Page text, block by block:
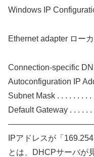
Windows IP
Ethernet adapter ロー
Connection-specific
Autoconfiguration IP
Subnet Mask . . . . . . . .
Default Gateway . . . . . .
IPアドレスが「
とは、DHCPサーバが